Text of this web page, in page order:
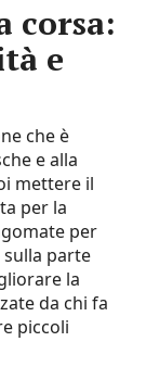
corsa:
e
che è
e alla
mettere il
per la
per
parte
la
da chi fa
piccoli